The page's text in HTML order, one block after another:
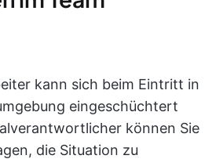
kann sich beim Eintritt in
eingeschüchtert
können Sie
die Situation zu